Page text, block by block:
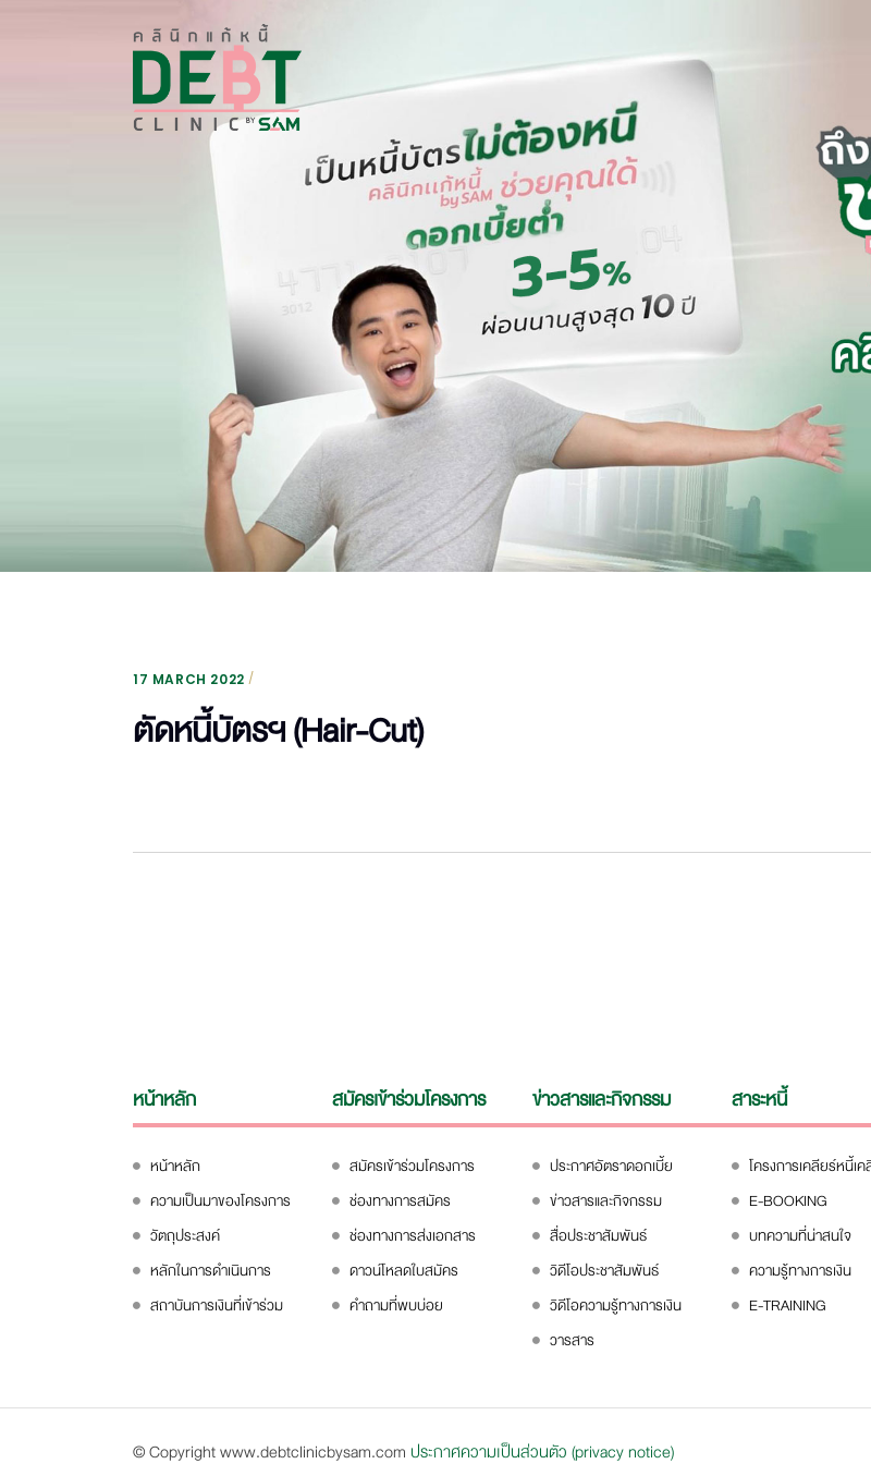
17 MARCH 2022
ตัดหนี้บัตรฯ (Hair-Cut)
หน้าหลัก
หน้าหลัก
ความเป็นมาของโครงการ
วัตถุประสงค์
หลักในการดำเนินการ
สถาบันการเงินที่เข้าร่วม
สมัครเข้าร่วมโครงการ
สมัครเข้าร่วมโครงการ
ช่องทางการสมัคร
ช่องทางการส่งเอกสาร
ดาวน์โหลดใบสมัคร
คำถามที่พบบ่อย
ข่าวสารและกิจกรรม
ประกาศอัตราดอกเบี้ย
ข่าวสารและกิจกรรม
สื่อประชาสัมพันธ์
วิดีโอประชาสัมพันธ์
วิดีโอความรู้ทางการเงิน
วารสาร
สาระหนี้
โครงการเคลียร์หนี้เ
E-BOOKING
บทความที่น่าสนใจ
ความรู้ทางการเงิน
E-TRAINING
© Copyright www.debtclinicbysam.com ประกาศความเป็นส่วนตัว (privacy notice)